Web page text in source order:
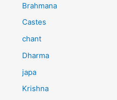
Brahmana
Castes
chant
Dharma
japa
Krishna